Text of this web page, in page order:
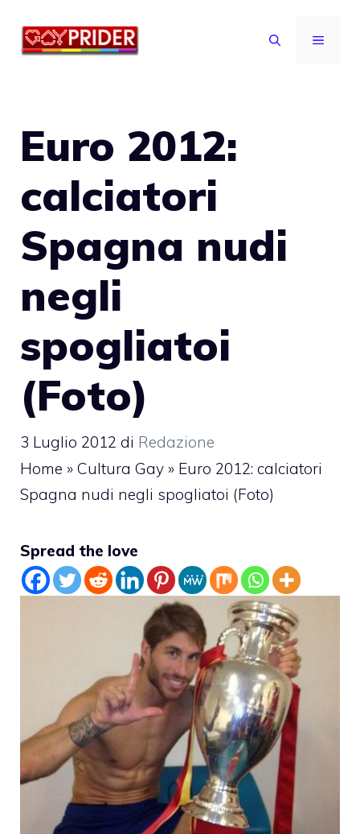
MENU
Euro 2012:
calciatori
Spagna nudi
negli
spogliatoi
(Foto)
3 Luglio 2012 di Redazione
Home » Cultura Gay » Euro 2012: calciatori
Spagna nudi negli spogliatoi (Foto)
Spread the love